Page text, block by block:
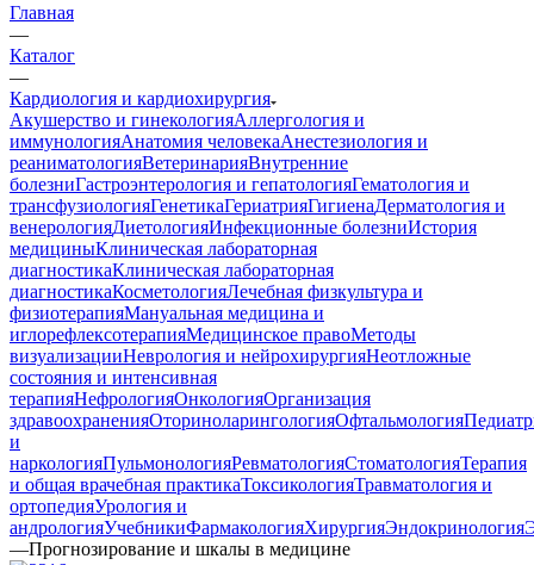
Главная
—
Каталог
—
Кардиология и кардиохирургия
Акушерство и гинекологияАллергология и
иммунологияАнатомия человекаАнестезиология и
реаниматологияВетеринарияВнутренние
болезниГастроэнтерология и гепатологияГематология и
трансфузиологияГенетикаГериатрияГигиенаДерматология и
венерологияДиетологияИнфекционные болезниИстория
медициныКлиническая лабораторная
диагностикаКлиническая лабораторная
диагностикаКосметологияЛечебная физкультура и
физиотерапияМануальная медицина и
иглорефлексотерапияМедицинское правоМетоды
визуализацииНеврология и нейрохирургияНеотложные
состояния и интенсивная
терапияНефрологияОнкологияОрганизация
здравоохраненияОториноларингологияОфтальмология
и
наркологияПульмонологияРевматологияСтоматологияТерапия
и общая врачебная практикаТоксикологияТравматология и
ортопедияУрология и
андрологияУчебникиФармакологияХирургияЭндокринология
—Прогнозирование и шкалы в медицине